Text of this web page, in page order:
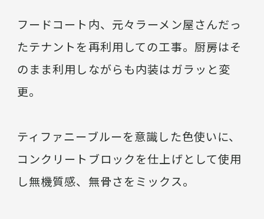
フードコート内、元々ラーメン屋さんだっ
たテナントを再利用しての工事。厨房はそ
のまま利用しながらも内装はガラッと変
更。
ティファニーブルーを意識した色使いに、
コンクリートブロックを仕上げとして使用
し無機質感、無骨さをミックス。